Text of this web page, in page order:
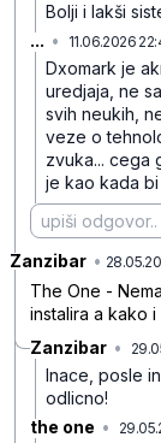
Bolji i lakši
... • 11.06.2026
Dxomark je
uredjaja, ne
svih neukih,
veze o
zvuka... cega
je kao kada
Zanzibar •
The One -
instalira a kako
Zanzibar •
Inace, posle
odlicno!
the one •